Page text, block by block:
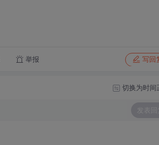
举报 写回
切换为时间
发表回